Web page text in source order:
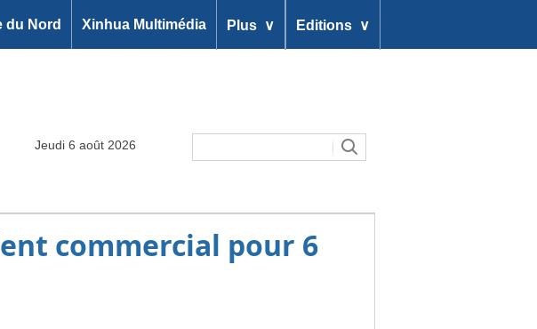
du Nord Xinhua Multimédia Plus ∨ Editions ∨
Jeudi 6 août 2026
commercial pour 6